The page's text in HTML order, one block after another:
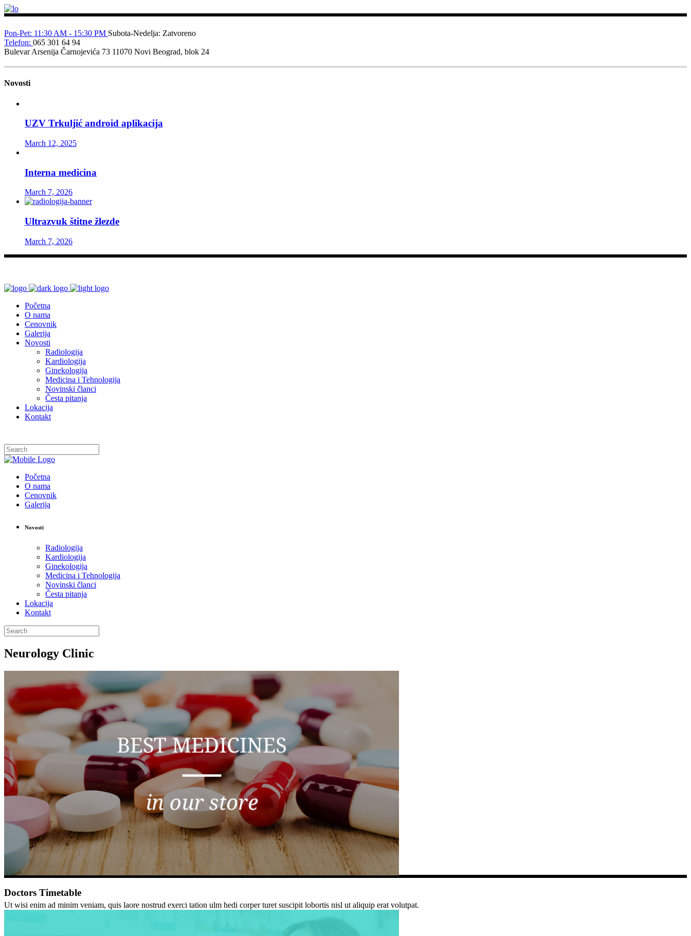
Pon-Pet: 11:30 AM - 15:30 PM Subota-Nedelja: Zatvoreno
Telefon: 065 301 64 94
Bulevar Arsenija Čarnojevića 73 11070 Novi Beograd, blok 24
Novosti
UZV Trkuljić android aplikacija
March 12, 2025
Interna medicina
March 7, 2026
Ultrazvuk štitne žlezde
March 7, 2026
Početna
O nama
Cenovnik
Galerija
Novosti
Radiologija
Kardiologija
Ginekologija
Medicina i Tehnologija
Novinski članci
Česta pitanja
Lokacija
Kontakt
Početna
O nama
Cenovnik
Galerija
Novosti
Radiologija
Kardiologija
Ginekologija
Medicina i Tehnologija
Novinski članci
Česta pitanja
Lokacija
Kontakt
Neurology Clinic
Doctors Timetable
Ut wisi enim ad minim veniam, quis laore nostrud exerci tation ulm hedi corper turet suscipit lobortis nisl ut aliquip erat volutpat.